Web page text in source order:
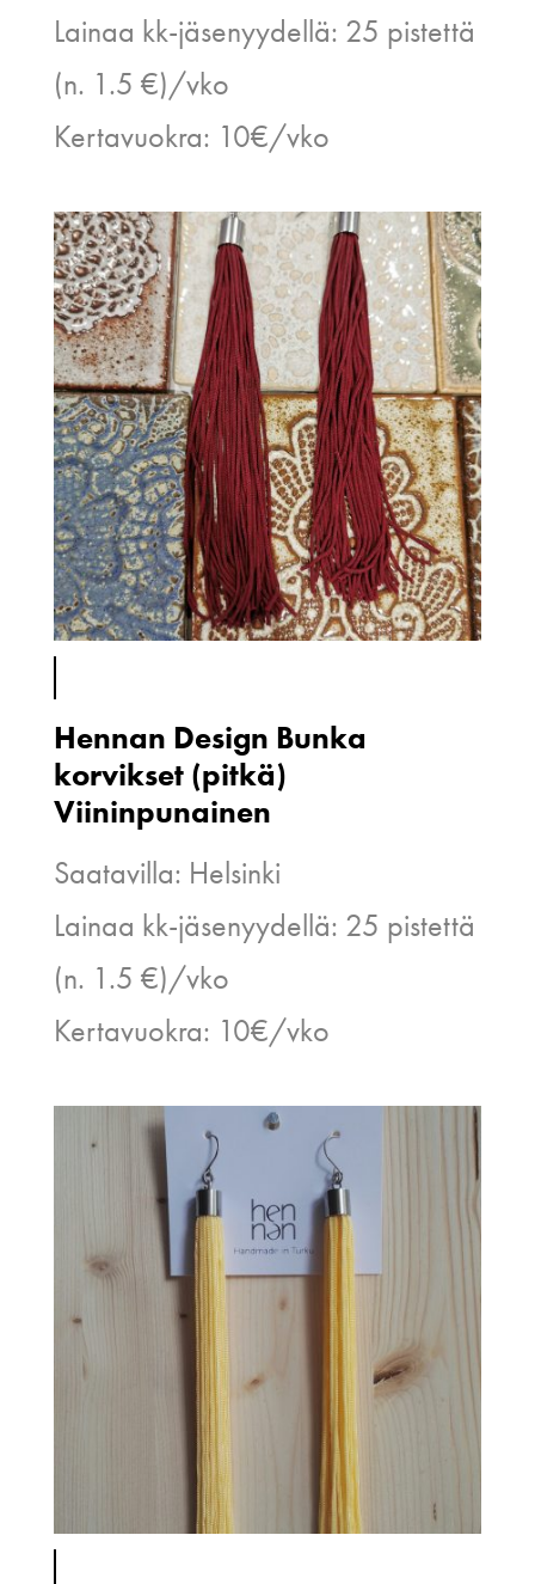
Lainaa kk-jäsenyydellä: 25 pistettä
(n. 1.5 €)/vko
Kertavuokra: 10€/vko
Hennan Design Bunka
korvikset (pitkä)
Viininpunainen
Saatavilla: Helsinki
Lainaa kk-jäsenyydellä: 25 pistettä
(n. 1.5 €)/vko
Kertavuokra: 10€/vko